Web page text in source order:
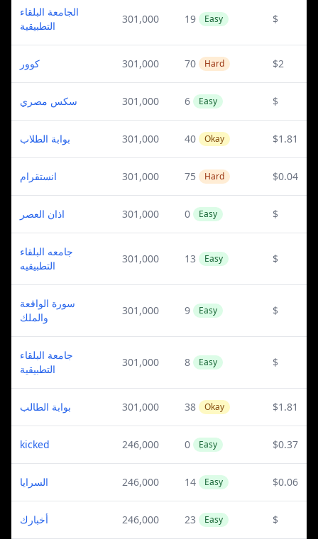
الجامعة البلقاء
التطبيقية
301,000 19 Easy $
كوور 301,000 70 Hard $2
سكس مصري 301,000 6 Easy $
بوابة الطلاب 301,000 40 Okay $1.81
انستقرام 301,000 75 Hard $0.04
اذان العصر 301,000 0 Easy $
جامعه البلقاء
التطبيقيه
301,000 13 Easy $
سورة الواقعة
والملك
301,000 9 Easy $
جامعة البلقاء
التطبيقية
301,000 8 Easy $
بوابة الطالب 301,000 38 Okay $1.81
kicked 246,000 0 Easy $0.37
السرايا 246,000 14 Easy $0.06
أخبارك 246,000 23 Easy $